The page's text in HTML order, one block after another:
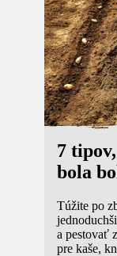
7
bola
Túžite po
a pestovať
pre kaše,